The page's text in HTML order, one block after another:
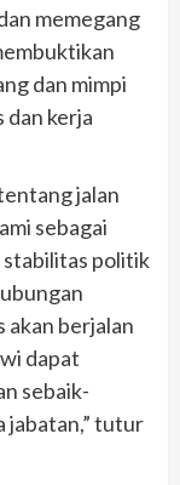
memegang
dan mimpi
dan kerja
jalan
sebagai
stabilitas politik
akan berjalan
dapat
sebaik-
jabatan,” tutur